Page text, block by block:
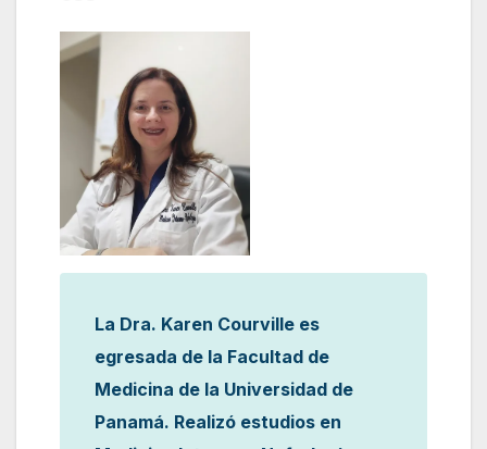
La Dra. Karen Courville es
egresada de la Facultad de
Medicina de la Universidad de
Panamá. Realizó estudios en